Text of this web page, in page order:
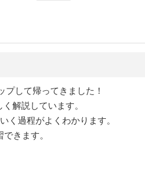
して帰ってきました！
解説しています。
く過程がよくわかります。
きます。